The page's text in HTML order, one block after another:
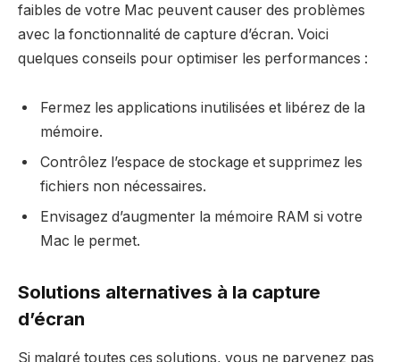
faibles de votre Mac peuvent causer des problèmes
avec la fonctionnalité de capture d’écran. Voici
quelques conseils pour optimiser les performances :
Fermez les applications inutilisées et libérez de la
mémoire.
Contrôlez l’espace de stockage et supprimez les
fichiers non nécessaires.
Envisagez d’augmenter la mémoire RAM si votre
Mac le permet.
Solutions alternatives à la capture
d’écran
Si malgré toutes ces solutions, vous ne parvenez pas